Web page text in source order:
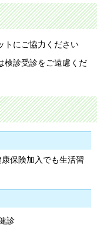
トにご協力ください
検診受診をご遠慮くだ
保険加入でも生活習
診